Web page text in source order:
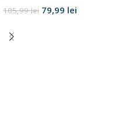
105,99lei 79,99 lei